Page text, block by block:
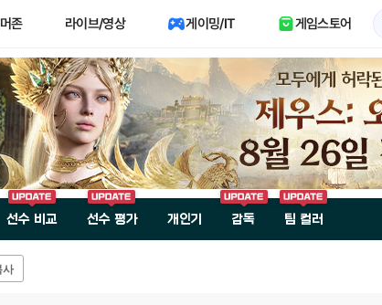
존 라이브/영상 게이밍/IT 게임스토어
선수 비교 선수 평가 개인기 감독 팀 컬러
사